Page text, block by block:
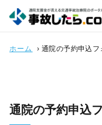
ホーム › 通院の予約申込フ
通院の予約申込